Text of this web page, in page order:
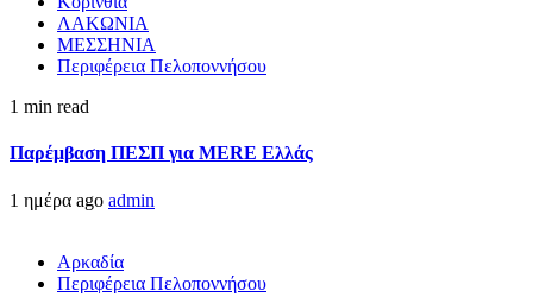
ΛΑΚΩΝΙΑ
ΜΕΣΣΗΝΙΑ
Περιφέρεια Πελοποννήσου
1 min read
Παρέμβαση ΠΕΣΠ για MERE Ελλάς
1 ημέρα ago admin
Αρκαδία
Περιφέρεια Πελοποννήσου